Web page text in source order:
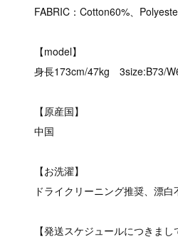
FABRIC：Cotton60%、
【model】
身長173cm/47kg 3size:B73/
【原産国】
中国
【お洗濯】
ドライクリーニング推奨、漂
【発送スケジュールにつきまし